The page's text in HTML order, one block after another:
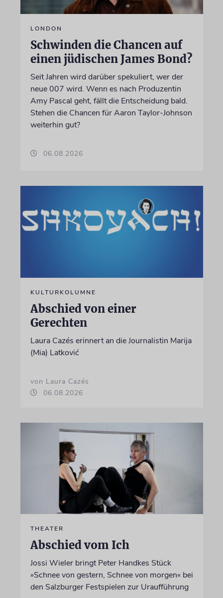
LONDON
Schwinden die Chancen auf
einen jüdischen James Bond?
Seit Jahren wird darüber spekuliert, wer der
neue 007 wird. Wenn es nach Produzentin
Amy Pascal geht, fällt die Entscheidung bald.
Stehen die Chancen für Aaron Taylor-Johnson
weiterhin gut?
06.08.2026
KULTURKOLUMNE
Abschied von einer
Gerechten
Laura Cazés erinnert an die Journalistin Marija
(Mia) Latković
von Laura Cazés
06.08.2026
THEATER
Abschied vom Ich
Jossi Wieler bringt Peter Handkes Stück
»Schnee von gestern, Schnee von morgen« bei
den Salzburger Festspielen zur Uraufführung